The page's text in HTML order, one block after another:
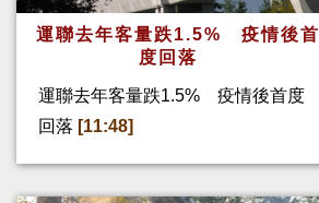
運聯去年客量跌1.5% 疫情後首
度回落
運聯去年客量跌1.5% 疫情後首度
回落 [11:48]